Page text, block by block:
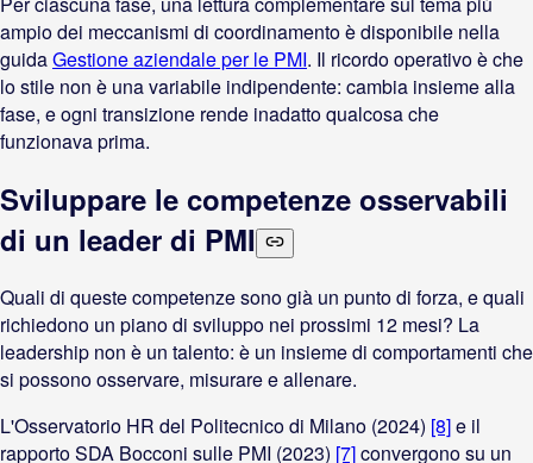
ampio dei meccanismi di coordinamento è disponibile nella
guidaGestione aziendale per le PMI. Il ricordo operativo è che
lo stile non è una variabile indipendente: cambia insieme alla
fase, e ogni transizione rende inadatto qualcosa che
funzionava prima.
Sviluppare le competenze osservabili
di un leader di PMI
Quali di queste competenze sono già un punto di forza, e quali
richiedono un piano di sviluppo nei prossimi 12 mesi? La
leadership non è un talento: è un insieme di comportamenti che
si possono osservare, misurare e allenare.
L'Osservatorio HR del Politecnico di Milano (2024) [8]e il
rapporto SDA Bocconi sulle PMI (2023) [7]convergono su un